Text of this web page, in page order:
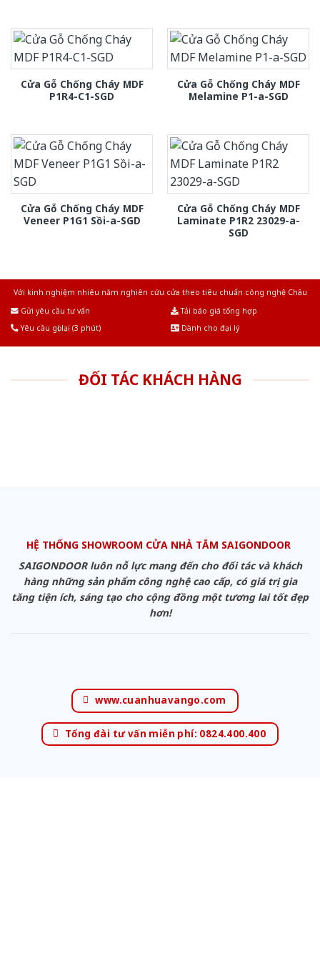
Cửa Gỗ Chống Cháy MDF
P1R4-C1-SGD
Cửa Gỗ Chống Cháy MDF
Melamine P1-a-SGD
Cửa Gỗ Chống Cháy MDF
Veneer P1G1 Sồi-a-SGD
Cửa Gỗ Chống Cháy MDF
Laminate P1R2 23029-a-
SGD
Với kinh nghiệm nhiêu năm nghiên cứu cửa theo tiêu chuẩn công nghệ Châu
Gửi yêu cầu tư vấn
Tải báo giá tổng hợp
Yêu cầu gọi lại (3 phút)
Dành cho đại lý
ĐỐI TÁC KHÁCH HÀNG
HỆ THỐNG SHOWROOM CỬA NHÀ TẮM SAIGONDOOR
SAIGONDOOR luôn nỗ lực mang đến cho đối tác và khách
hàng những sản phẩm công nghệ cao cấp, có giá trị gia
tăng tiện ích, sáng tạo cho cộng đồng một tương lai tốt đẹp
hơn!
www.cuanhuavango.com
Tổng đài tư vấn miễn phí: 0824.400.400